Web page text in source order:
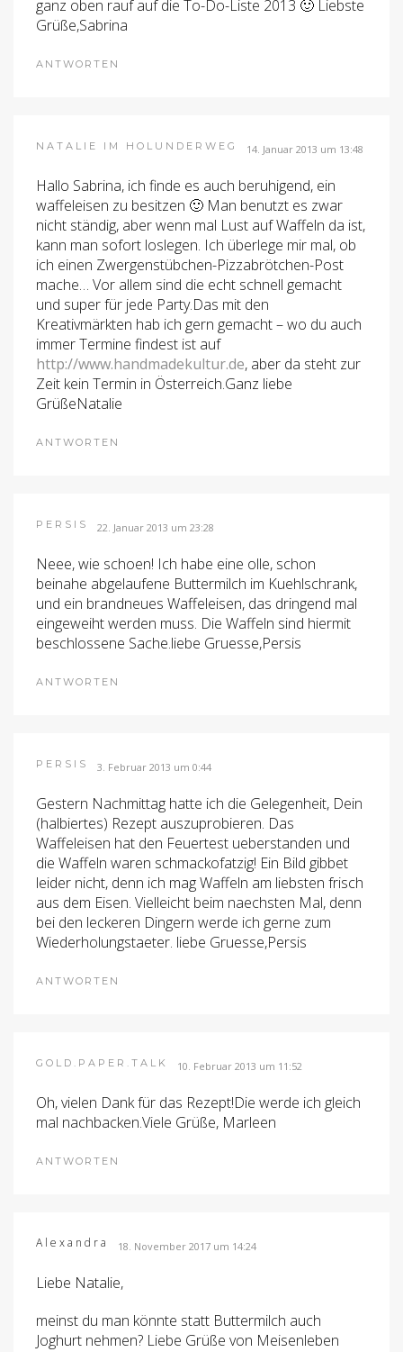
ganz oben rauf auf die To-Do-Liste 2013 🙂 Liebste
Grüße,Sabrina
ANTWORTEN
NATALIE IM HOLUNDERWEG 14. Januar 2013 um 13:48
Hallo Sabrina, ich finde es auch beruhigend, ein
waffeleisen zu besitzen 🙂 Man benutzt es zwar
nicht ständig, aber wenn mal Lust auf Waffeln da ist,
kann man sofort loslegen. Ich überlege mir mal, ob
ich einen Zwergenstübchen-Pizzabrötchen-Post
mache… Vor allem sind die echt schnell gemacht
und super für jede Party.Das mit den
Kreativmärkten hab ich gern gemacht – wo du auch
immer Termine findest ist auf
http://www.handmadekultur.de, aber da steht zur
Zeit kein Termin in Österreich.Ganz liebe
GrüßeNatalie
ANTWORTEN
PERSIS 22. Januar 2013 um 23:28
Neee, wie schoen! Ich habe eine olle, schon
beinahe abgelaufene Buttermilch im Kuehlschrank,
und ein brandneues Waffeleisen, das dringend mal
eingeweiht werden muss. Die Waffeln sind hiermit
beschlossene Sache.liebe Gruesse,Persis
ANTWORTEN
PERSIS 3. Februar 2013 um 0:44
Gestern Nachmittag hatte ich die Gelegenheit, Dein
(halbiertes) Rezept auszuprobieren. Das
Waffeleisen hat den Feuertest ueberstanden und
die Waffeln waren schmackofatzig! Ein Bild gibbet
leider nicht, denn ich mag Waffeln am liebsten frisch
aus dem Eisen. Vielleicht beim naechsten Mal, denn
bei den leckeren Dingern werde ich gerne zum
Wiederholungstaeter. liebe Gruesse,Persis
ANTWORTEN
GOLD.PAPER.TALK 10. Februar 2013 um 11:52
Oh, vielen Dank für das Rezept!Die werde ich gleich
mal nachbacken.Viele Grüße, Marleen
ANTWORTEN
Alexandra 18. November 2017 um 14:24
Liebe Natalie,
meinst du man könnte statt Buttermilch auch
Joghurt nehmen? Liebe Grüße von Meisenleben